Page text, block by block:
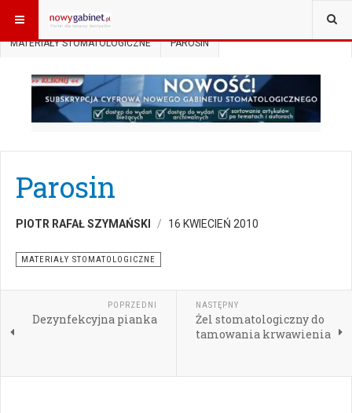
JESTEŚ TUTAJ: START
MATERIAŁY STOMATOLOGICZNE PAROSIN
Parosin
PIOTR RAFAŁ SZYMAŃSKI 16 KWIECIEŃ 2010
MATERIAŁY STOMATOLOGICZNE
POPRZEDNI
Dezynfekcyjna pianka
NASTĘPNY
Żel stomatologiczny do
tamowania krwawienia